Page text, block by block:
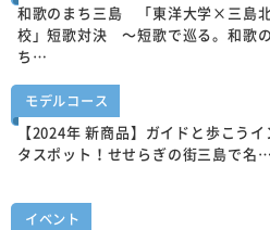
和歌のまち三島 「東洋大学×三島
校」短歌対決 ～短歌で巡る。和歌
ち…
モデルコース
【2024年 新商品】ガイドと歩こうイ
タスポット！せせらぎの街三島で名…
イベント